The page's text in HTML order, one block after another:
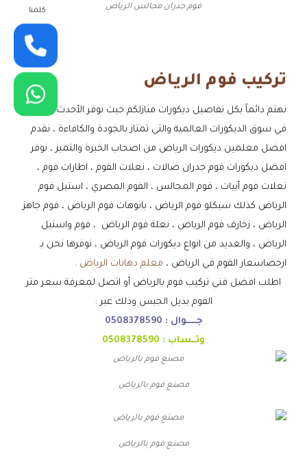
فوم جدران مجالس الرياض
تركيب فوم الريـاض
نهتم دائماً بكل تفاصيل ديكورات منازلكم حيث نوفر الأحدث والأبرز
في سوق الديكورات العالمية والتي تمتاز بالجودة والكافاءة ، نقدم
افضل معلمين ديكورات الرياض من اصحاب الخبرة والتميز ، نوفر
افضل ديكورات فوم جدران صالات ، نعلات الفوم ، اطارات فوم ،
نعلات فوم أبيات ، فوم المجالس ، الفوم المصري ، استيل فوم
الرياض كذلك سيكلو فوم الرياض ، بانوهات فوم الرياض ، فوم جاهز
الرياض ، زخارف فوم الرياض ، نعلة فوم الرياض ، فوم واستيل
الرياض ، والعديد من انواع ديكورات فوم الرياض ، نوفرها نحن بـ
ارخصاسعار الفوم في الرياض ، معلم دهانات الرياض .
اطلب افضل فني تركيب فوم بالرياض أو اتصل لمعرفة سعر متر
الفوم بديل الجبس وذلك عبر :
جـــــوال : 0508378590
وتــساب : 0508378590
مصنع فوم بالرياض
مصنع فوم بالرياض
كلمنا